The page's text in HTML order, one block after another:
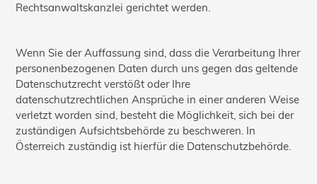
Rechtsanwaltskanzlei gerichtet werden.
Wenn Sie der Auffassung sind, dass die Verarbeitung Ihrer
personenbezogenen Daten durch uns gegen das geltende
Datenschutzrecht verstößt oder Ihre
datenschutzrechtlichen Ansprüche in einer anderen Weise
verletzt worden sind, besteht die Möglichkeit, sich bei der
zuständigen Aufsichtsbehörde zu beschweren. In
Österreich zuständig ist hierfür die Datenschutzbehörde.